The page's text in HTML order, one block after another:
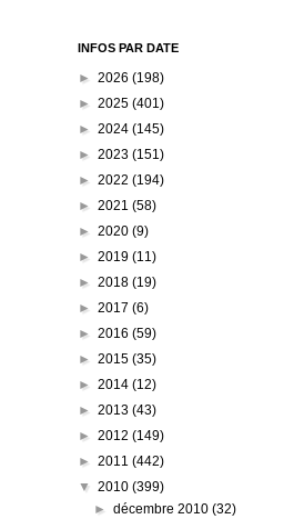
INFOS PAR DATE
► 2026 (198)
► 2025 (401)
► 2024 (145)
► 2023 (151)
► 2022 (194)
► 2021 (58)
► 2020 (9)
► 2019 (11)
► 2018 (19)
► 2017 (6)
► 2016 (59)
► 2015 (35)
► 2014 (12)
► 2013 (43)
► 2012 (149)
► 2011 (442)
▼ 2010 (399)
►décembre 2010(32)